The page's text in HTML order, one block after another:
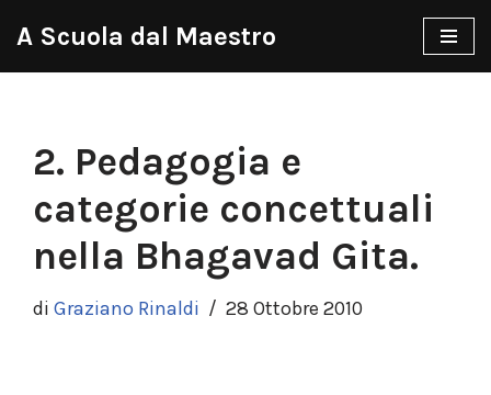
A Scuola dal Maestro
2. Pedagogia e
categorie concettuali
nella Bhagavad Gita.
di Graziano Rinaldi 28 Ottobre 2010